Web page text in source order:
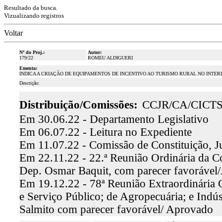
Resultado da busca.
Vizualizando registros
Voltar
Nº do Proj.:
179/22
Autor:
ROMEU ALDIGUERI
Ementa:
INDICA A CRIAÇÃO DE EQUIPAMENTOS DE INCENTIVO AO TURISMO RURAL NO
Descrição:
Distribuição/Comissões: CCJR/CA/
Em 30.06.22 - Departamento Legislativo
Em 06.07.22 - Leitura no Expediente
Em 11.07.22 - Comissão de Constituição,
Em 22.11.22 - 22.ª Reunião Ordinária da
Dep. Osmar Baquit, com parecer
Em 19.12.22 - 78ª Reunião Extraordinária
e Serviço Público; de Agropecuária; e
Salmito com parecer favorável/ Aprovado